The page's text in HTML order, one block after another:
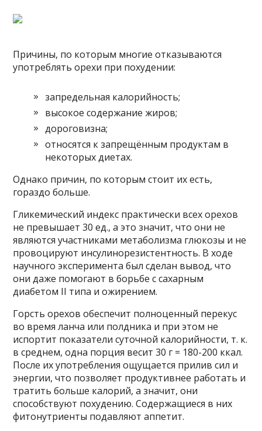
Причины, по которым многие отказываются
употреблять орехи при похудении:
запредельная калорийность;
высокое содержание жиров;
дороговизна;
относятся к запрещённым продуктам в
некоторых диетах.
Однако причин, по которым стоит их есть,
гораздо больше.
Гликемический индекс практически всех орехов
не превышает 30 ед., а это значит, что они не
являются участниками метаболизма глюкозы и не
провоцируют инсулинорезистентность. В ходе
научного эксперимента был сделан вывод, что
они даже помогают в борьбе с сахарным
диабетом II типа и ожирением.
Горсть орехов обеспечит полноценный перекус
во время ланча или полдника и при этом не
испортит показатели суточной калорийности, т. к.
в среднем, одна порция весит 30 г = 180-200 ккал.
После их употребления ощущается прилив сил и
энергии, что позволяет продуктивнее работать и
тратить больше калорий, а значит, они
способствуют похудению. Содержащиеся в них
фитонутриенты подавляют аппетит.